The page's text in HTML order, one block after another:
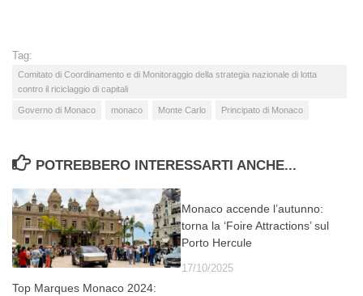
Tag:
Comitato di Coordinamento e di Monitoraggio della strategia nazionale di lotta
contro il riciclaggio di capitali
Governo di Monaco monaco Monte Carlo Principato di Monaco
POTREBBERO INTERESSARTI ANCHE...
Top Marques Monaco 2024:
Monaco accende l’autunno:
torna la ‘Foire Attractions’ sul
Porto Hercule
17/10/2025